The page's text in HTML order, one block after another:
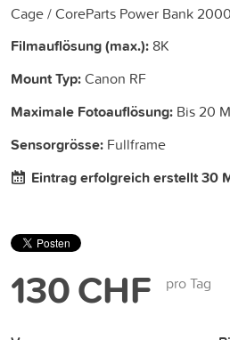
Cage / CoreParts Power Bank
Filmauflösung (max.): 8K
Mount Typ:Canon RF
Maximale Fotoauflösung: Bis 20
Sensorgrösse: Fullframe
Eintrag erfolgreich erstellt 30
130 CHF pro Tag